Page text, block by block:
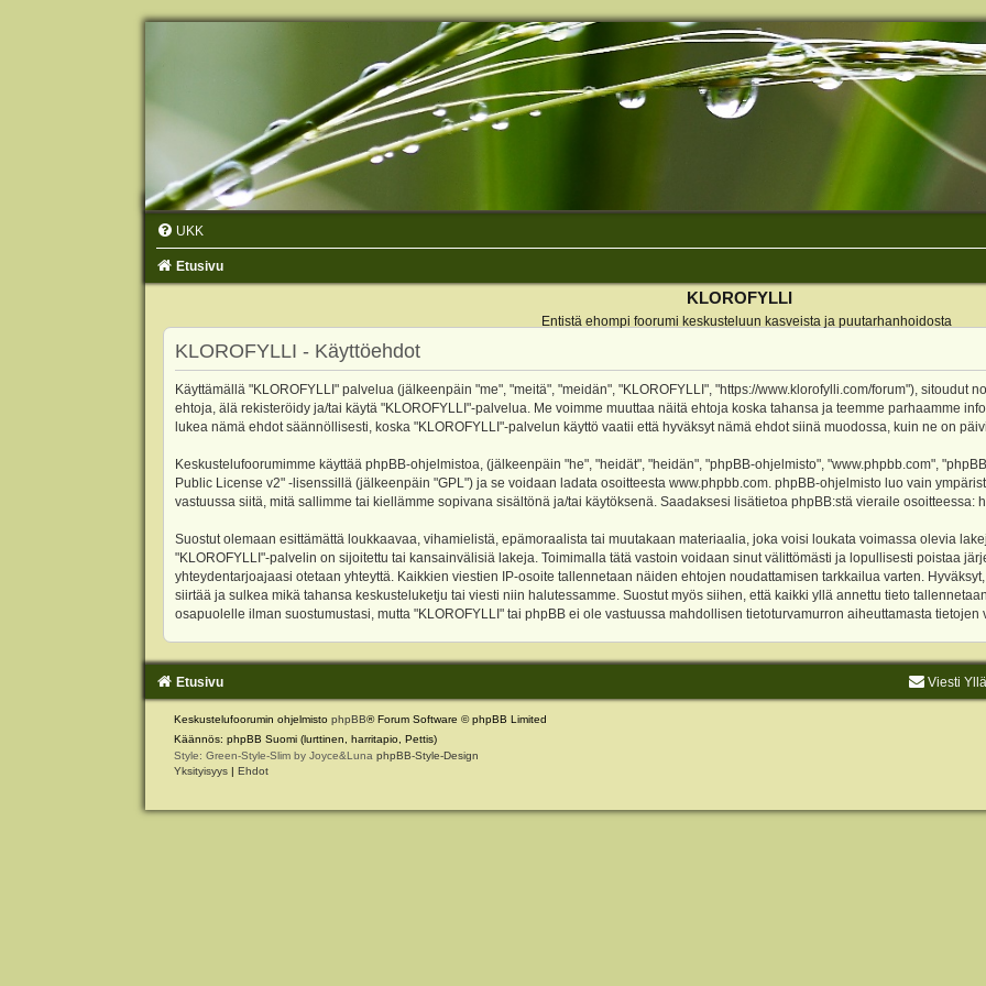
UKK
Etusivu
KLOROFYLLI
Entistä ehompi foorumi keskusteluun kasveista ja puutarhanhoidosta
KLOROFYLLI - Käyttöehdot
Käyttämällä "KLOROFYLLI" palvelua (jälkeenpäin "me", "meitä", "meidän", "KLOROFYLLI", "https://www.klorofylli.com/forum"), sitoudut
ehtoja, älä rekisteröidy ja/tai käytä "KLOROFYLLI"-palvelua. Me voimme muuttaa näitä ehtoja koska tahansa ja teemme parhaamme
lukea nämä ehdot säännöllisesti, koska "KLOROFYLLI"-palvelun käyttö vaatii että hyväksyt nämä ehdot siinä muodossa, kuin ne on
Keskustelufoorumimme käyttää phpBB-ohjelmistoa, (jälkeenpäin "he", "heidät", "heidän", "phpBB-ohjelmisto", "www.phpbb.com",
Public License v2" -lisenssillä (jälkeenpäin "GPL") ja se voidaan ladata osoitteesta www.phpbb.com. phpBB-ohjelmisto luo vain
vastuussa siitä, mitä sallimme tai kiellämme sopivana sisältönä ja/tai käytöksenä. Saadaksesi lisätietoa phpBB:stä vieraile osoitteessa:
Suostut olemaan esittämättä loukkaavaa, vihamielistä, epämoraalista tai muutakaan materiaalia, joka voisi loukata voimassa olevia
"KLOROFYLLI"-palvelin on sijoitettu tai kansainvälisiä lakeja. Toimimalla tätä vastoin voidaan sinut välittömästi ja lopullisesti poistaa
yhteydentarjoajaasi otetaan yhteyttä. Kaikkien viestien IP-osoite tallennetaan näiden ehtojen noudattamisen tarkkailua varten.
siirtää ja sulkea mikä tahansa keskusteluketju tai viesti niin halutessamme. Suostut myös siihen, että kaikki yllä annettu tieto
osapuolelle ilman suostumustasi, mutta "KLOROFYLLI" tai phpBB ei ole vastuussa mahdollisen tietoturvamurron aiheuttamasta
Etusivu Viesti
Keskustelufoorumin ohjelmisto phpBB® Forum Software © phpBB Limited
Käännös: phpBB Suomi (lurttinen, harritapio, Pettis)
Style: Green-Style-Slim by Joyce&Luna phpBB-Style-Design
Yksityisyys | Ehdot